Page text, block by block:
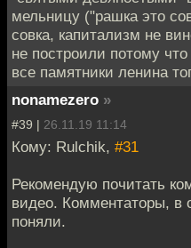
мельницу ("рашка это
совка, капитализм не
не построили потому
все памятники ленина
nonamezero »
#39 | 26.11.19 11:14
Кому: Rulchik, #31
Рекомендую почитать
видео. Комментаторы, в
поняли.